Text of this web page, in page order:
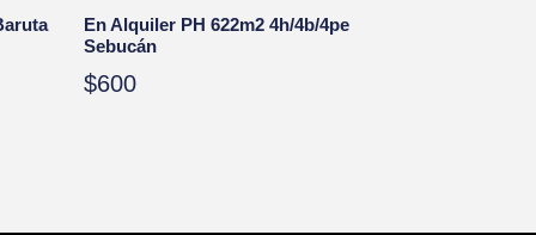
En Alquiler PH 622m2 4h/4b/4pe
Sebucán
$600